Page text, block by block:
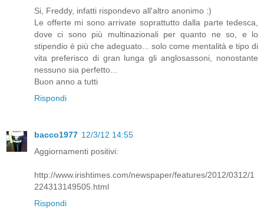
Si, Freddy, infatti rispondevo all'altro anonimo :)
Le offerte mi sono arrivate soprattutto dalla parte tedesca,
dove ci sono più multinazionali per quanto ne so, e lo
stipendio è più che adeguato... solo come mentalità e tipo di
vita preferisco di gran lunga gli anglosassoni, nonostante
nessuno sia perfetto...
Buon anno a tutti
Rispondi
bacco1977 12/3/12 14:55
Aggiornamenti positivi:
http://www.irishtimes.com/newspaper/features/2012/0312/1
224313149505.html
Rispondi